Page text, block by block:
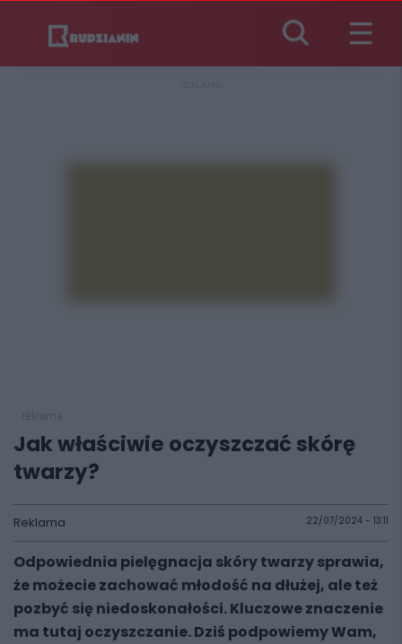
Jak właściwie oczyszczać skórę
twarzy?
Reklama 22/07/2024 - 13:11
Odpowiednia pielęgnacja skóry twarzy sprawia,
że możecie zachować młodość na dłużej, ale też
pozbyć się niedoskonałości. Kluczowe znaczenie
ma tutaj oczyszczanie. Dziś podpowiemy Wam,